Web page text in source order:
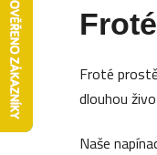
Froté
dlouhou
Naše